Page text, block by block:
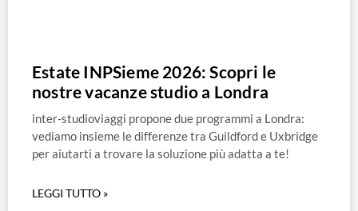
Estate INPSieme 2026: Scopri le
nostre vacanze studio a Londra
inter-studioviaggi propone due programmi a Londra:
vediamo insieme le differenze tra Guildford e Uxbridge
per aiutarti a trovare la soluzione più adatta a te!
LEGGI TUTTO »